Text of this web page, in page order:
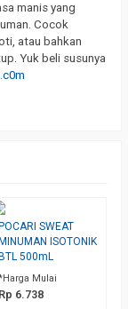
manis yang
Cocok
atau bahkan
Yuk beli susunya
POCARI SWEAT
MINUMAN ISOTONIK
BTL 500mL
Mulai
Rp 6.738